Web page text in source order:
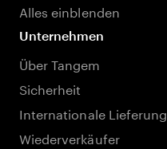
Alles einblenden
Unternehmen
Über Tangem
Sicherheit
Internationale Lieferung
Wiederverkäufer